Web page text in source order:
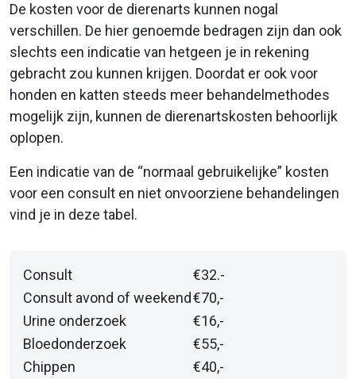
De kosten voor de dierenarts kunnen nogal
verschillen. De hier genoemde bedragen zijn dan ook
slechts een indicatie van hetgeen je in rekening
gebracht zou kunnen krijgen. Doordat er ook voor
honden en katten steeds meer behandelmethodes
mogelijk zijn, kunnen de dierenartskosten behoorlijk
oplopen.
Een indicatie van de “normaal gebruikelijke” kosten
voor een consult en niet onvoorziene behandelingen
vind je in deze tabel.
Consult
€32.-
Consult avond of weekend€70,-
Urine onderzoek
€16,-
Bloedonderzoek
€55,-
Chippen
€40,-